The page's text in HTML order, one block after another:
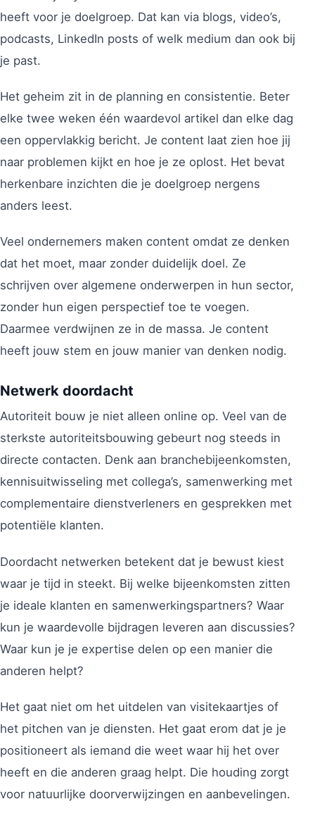
heeft voor je doelgroep. Dat kan via blogs, video’s,
podcasts, LinkedIn posts of welk medium dan ook bij
je past.
Het geheim zit in de planning en consistentie. Beter
elke twee weken één waardevol artikel dan elke dag
een oppervlakkig bericht. Je content laat zien hoe jij
naar problemen kijkt en hoe je ze oplost. Het bevat
herkenbare inzichten die je doelgroep nergens
anders leest.
Veel ondernemers maken content omdat ze denken
dat het moet, maar zonder duidelijk doel. Ze
schrijven over algemene onderwerpen in hun sector,
zonder hun eigen perspectief toe te voegen.
Daarmee verdwijnen ze in de massa. Je content
heeft jouw stem en jouw manier van denken nodig.
Netwerk doordacht
Autoriteit bouw je niet alleen online op. Veel van de
sterkste autoriteitsbouwing gebeurt nog steeds in
directe contacten. Denk aan branchebijeenkomsten,
kennisuitwisseling met collega’s, samenwerking met
complementaire dienstverleners en gesprekken met
potentiële klanten.
Doordacht netwerken betekent dat je bewust kiest
waar je tijd in steekt. Bij welke bijeenkomsten zitten
je ideale klanten en samenwerkingspartners? Waar
kun je waardevolle bijdragen leveren aan discussies?
Waar kun je je expertise delen op een manier die
anderen helpt?
Het gaat niet om het uitdelen van visitekaartjes of
het pitchen van je diensten. Het gaat erom dat je je
positioneert als iemand die weet waar hij het over
heeft en die anderen graag helpt. Die houding zorgt
voor natuurlijke doorverwijzingen en aanbevelingen.